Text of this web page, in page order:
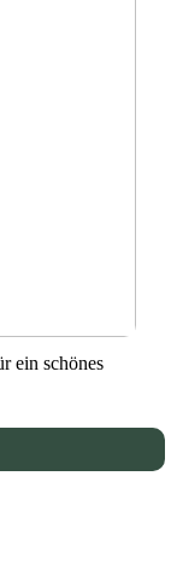
ein schönes